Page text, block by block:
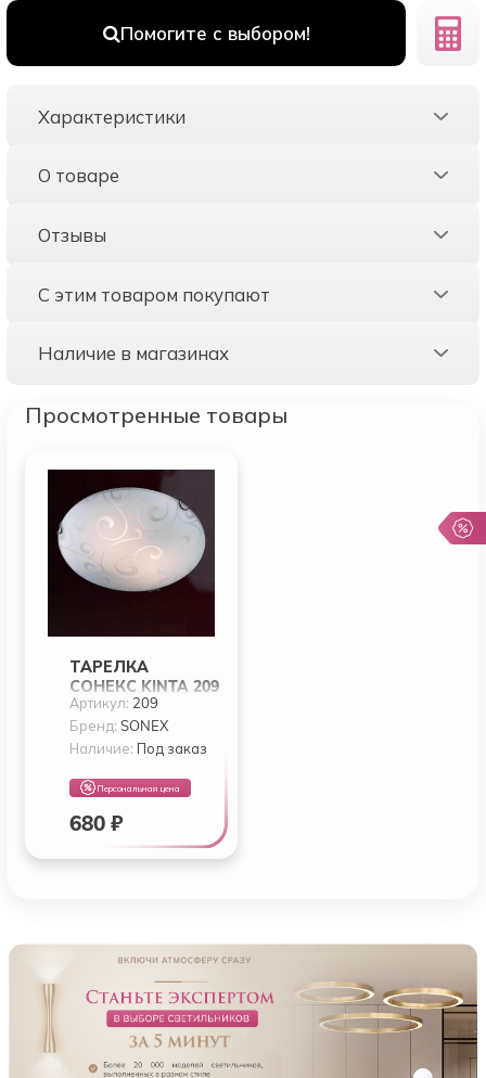
Помогите с выбором!
Характеристики
О товаре
Отзывы
С этим товаром покупают
Наличие в магазинах
Просмотренные товары
ТАРЕЛКА
СОНЕКС KINTA 209
Артикул: 209
Бренд:SONEX
Наличие: Под заказ
Персональная цена
680 ₽